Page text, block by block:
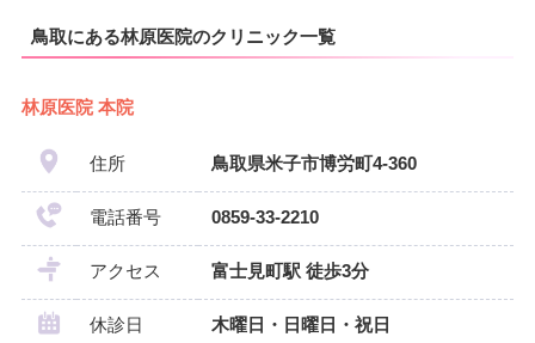
鳥取にある林原医院のクリニック一覧
林原医院 本院
住所 鳥取県米子市博労町4-360
電話番号 0859-33-2210
アクセス 富士見町駅 徒歩3分
休診日 木曜日・日曜日・祝日